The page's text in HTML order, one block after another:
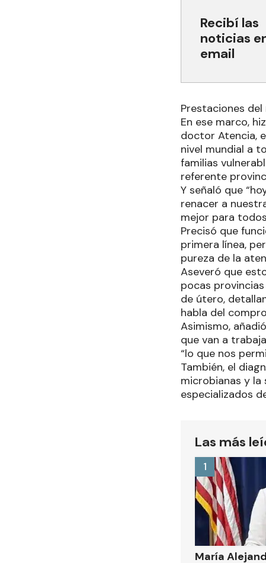
Recibí las
noticias
email
Prestaciones
En ese marco,
doctor Atencia,
nivel mundial a
familias
referente
Y señaló que
renacer a
mejor para
Precisó que
primera línea,
pureza de la
Aseveró que
pocas
de útero,
habla del
Asimismo,
que van a
“lo que nos
También, el
microbianas y la
especializados
Las más
María
1